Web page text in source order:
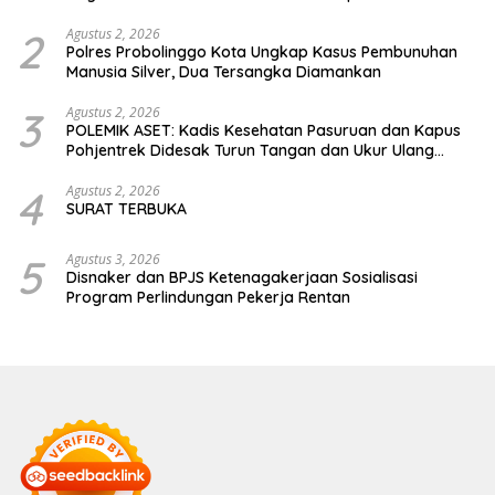
2 Agustus 2, 2026
Polres Probolinggo Kota Ungkap Kasus Pembunuhan
Manusia Silver, Dua Tersangka Diamankan
3 Agustus 2, 2026
POLEMIK ASET: Kadis Kesehatan Pasuruan dan Kapus
Pohjentrek Didesak Turun Tangan dan Ukur Ulang
4 Agustus 2, 2026
SURAT TERBUKA
5 Agustus 3, 2026
Disnaker dan BPJS Ketenagakerjaan Sosialisasi
Program Perlindungan Pekerja Rentan